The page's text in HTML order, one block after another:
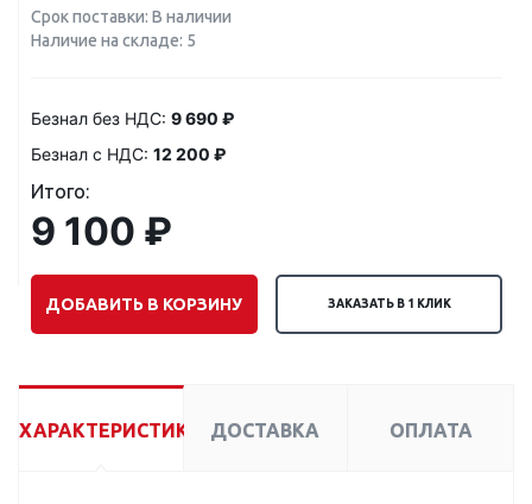
Срок поставки: В наличии
Наличие на складе: 5
Безнал без НДС: 9 690 ₽
Безнал с НДС: 12 200 ₽
Итого:
9 100 ₽
ДОБАВИТЬ В КОРЗИНУ ЗАКАЗАТЬ В 1 КЛИК
ХАРАКТЕРИСТИКИ ДОСТАВКА ОПЛАТА